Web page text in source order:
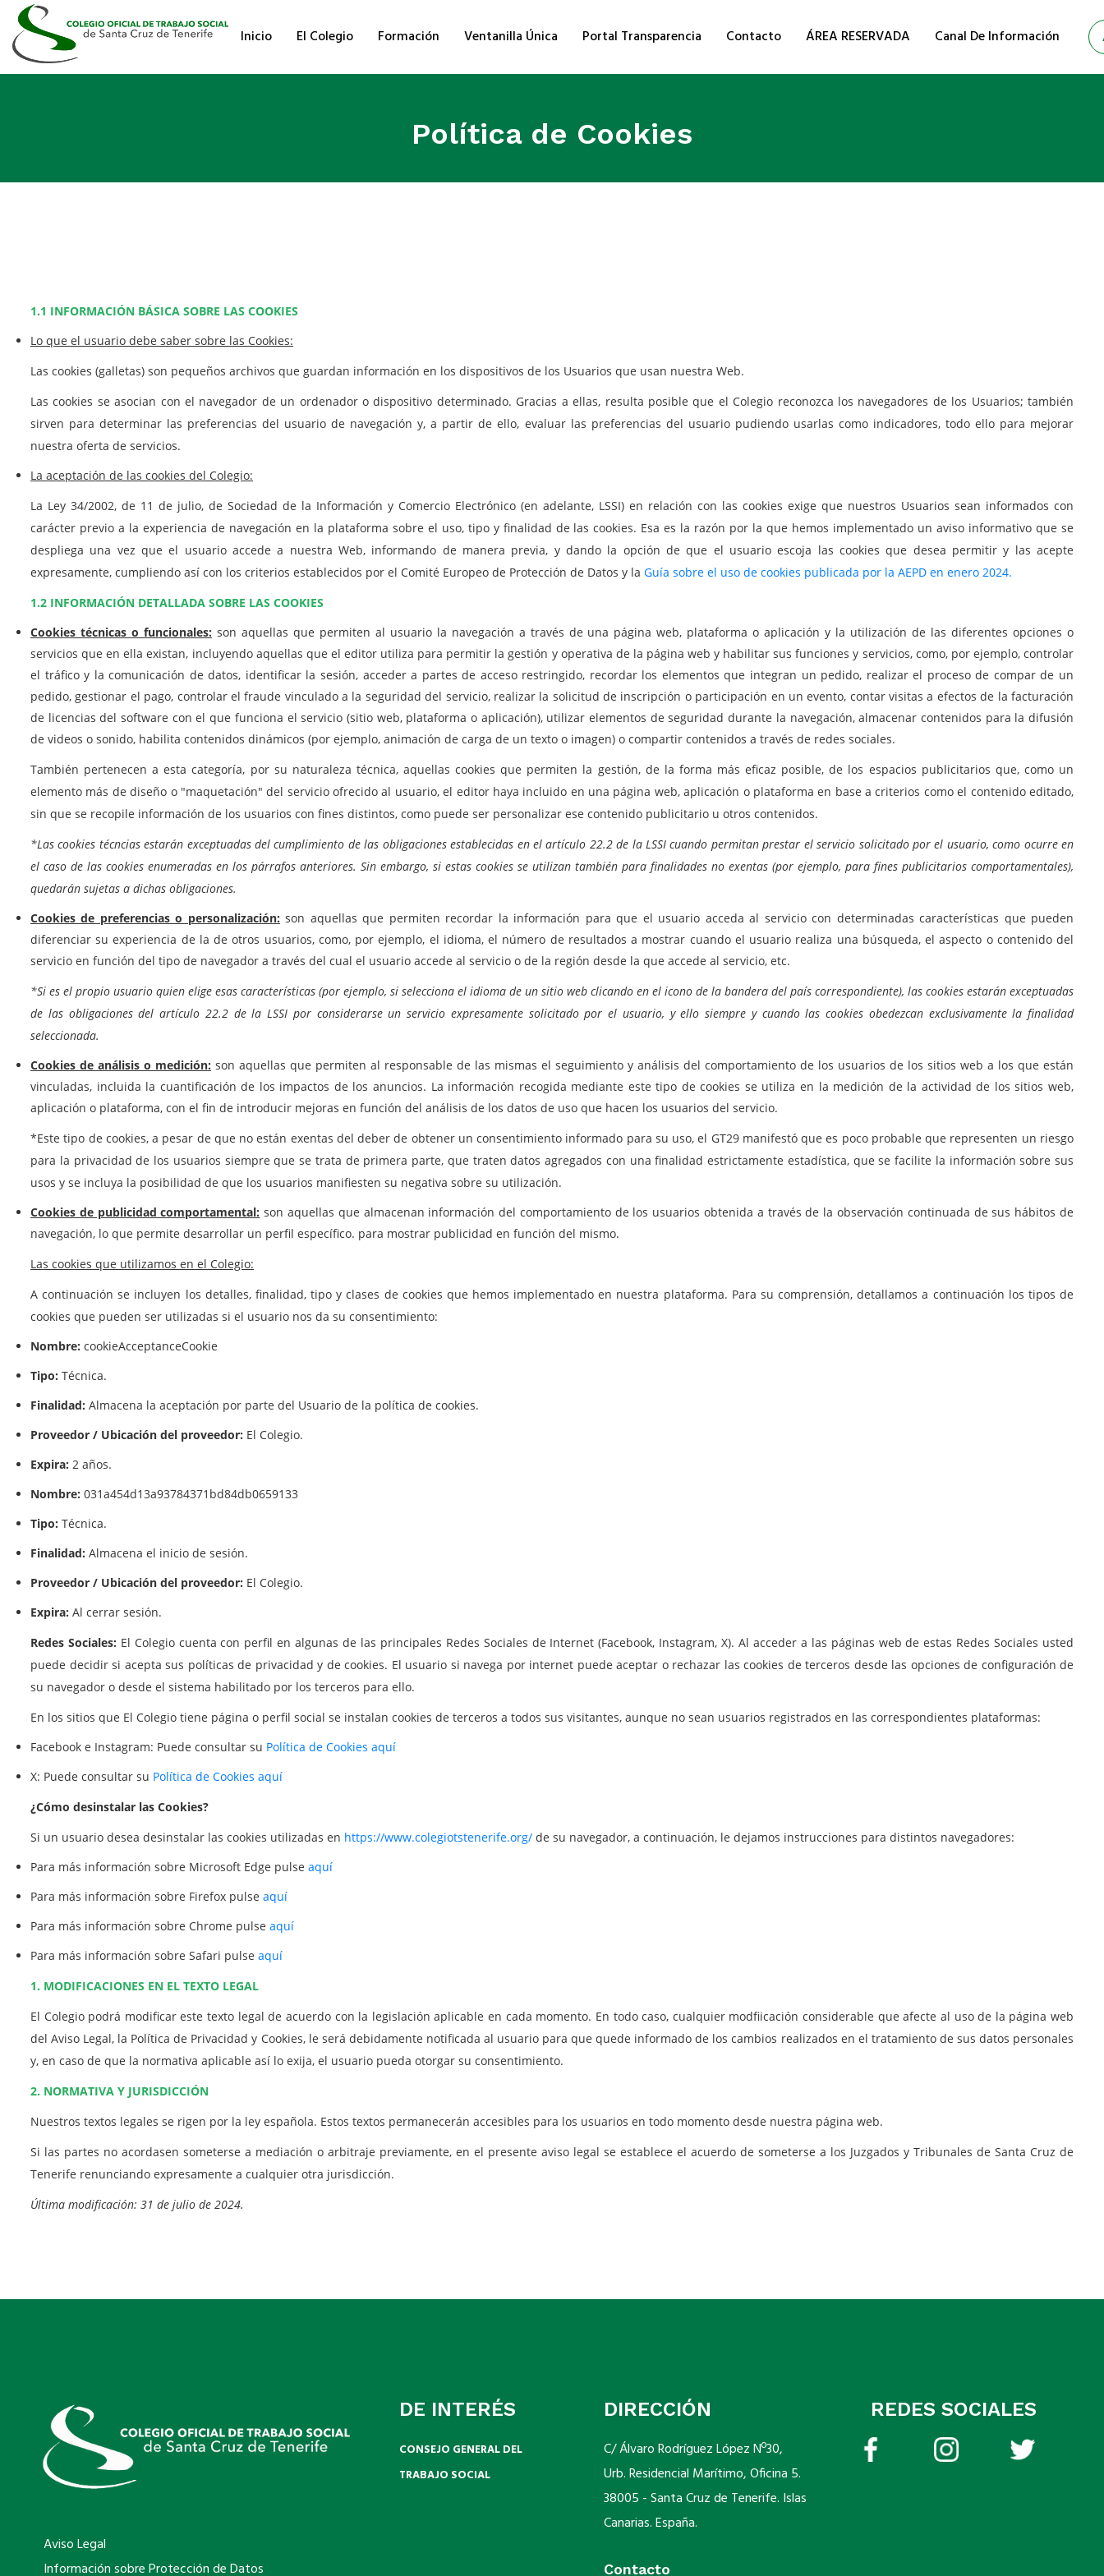
Inicio El Colegio Formación Ventanilla Única Portal Transparencia Contacto ÁREA RESERVADA Canal De Información
Política de Cookies
1.1 INFORMACIÓN BÁSICA SOBRE LAS COOKIES
Lo que el usuario debe saber sobre las Cookies:
Las cookies (galletas) son pequeños archivos que guardan información en los dispositivos de los Usuarios que usan nuestra Web.
Las cookies se asocian con el navegador de un ordenador o dispositivo determinado. Gracias a ellas, resulta posible que el Colegio reconozca los navegadores de los Usuarios; también
sirven para determinar las preferencias del usuario de navegación y, a partir de ello, evaluar las preferencias del usuario pudiendo usarlas como indicadores, todo ello para mejorar
nuestra oferta de servicios.
La aceptación de las cookies del Colegio:
La Ley 34/2002, de 11 de julio, de Sociedad de la Información y Comercio Electrónico (en adelante, LSSI) en relación con las cookies exige que nuestros Usuarios sean informados con
carácter previo a la experiencia de navegación en la plataforma sobre el uso, tipo y finalidad de las cookies. Esa es la razón por la que hemos implementado un aviso informativo que se
despliega una vez que el usuario accede a nuestra Web, informando de manera previa, y dando la opción de que el usuario escoja las cookies que desea permitir y las acepte
expresamente, cumpliendo así con los criterios establecidos por el Comité Europeo de Protección de Datos y la Guía sobre el uso de cookies publicada por la AEPD en enero 2024.
1.2 INFORMACIÓN DETALLADA SOBRE LAS COOKIES
Cookies técnicas o funcionales: son aquellas que permiten al usuario la navegación a través de una página web, plataforma o aplicación y la utilización de las diferentes opciones o
servicios que en ella existan, incluyendo aquellas que el editor utiliza para permitir la gestión y operativa de la página web y habilitar sus funciones y servicios, como, por ejemplo, controlar
el tráfico y la comunicación de datos, identificar la sesión, acceder a partes de acceso restringido, recordar los elementos que integran un pedido, realizar el proceso de compar de un
pedido, gestionar el pago, controlar el fraude vinculado a la seguridad del servicio, realizar la solicitud de inscripción o participación en un evento, contar visitas a efectos de la facturación
de licencias del software con el que funciona el servicio (sitio web, plataforma o aplicación), utilizar elementos de seguridad durante la navegación, almacenar contenidos para la difusión
de videos o sonido, habilita contenidos dinámicos (por ejemplo, animación de carga de un texto o imagen) o compartir contenidos a través de redes sociales.
También pertenecen a esta categoría, por su naturaleza técnica, aquellas cookies que permiten la gestión, de la forma más eficaz posible, de los espacios publicitarios que, como un
elemento más de diseño o "maquetación" del servicio ofrecido al usuario, el editor haya incluido en una página web, aplicación o plataforma en base a criterios como el contenido editado,
sin que se recopile información de los usuarios con fines distintos, como puede ser personalizar ese contenido publicitario u otros contenidos.
*Las cookies técncias estarán exceptuadas del cumplimiento de las obligaciones establecidas en el artículo 22.2 de la LSSI cuando permitan prestar el servicio solicitado por el usuario, como ocurre en
el caso de las cookies enumeradas en los párrafos anteriores. Sin embargo, si estas cookies se utilizan también para finalidades no exentas (por ejemplo, para fines publicitarios comportamentales),
quedarán sujetas a dichas obligaciones.
Cookies de preferencias o personalización: son aquellas que permiten recordar la información para que el usuario acceda al servicio con determinadas características que pueden
diferenciar su experiencia de la de otros usuarios, como, por ejemplo, el idioma, el número de resultados a mostrar cuando el usuario realiza una búsqueda, el aspecto o contenido del
servicio en función del tipo de navegador a través del cual el usuario accede al servicio o de la región desde la que accede al servicio, etc.
*Si es el propio usuario quien elige esas características (por ejemplo, si selecciona el idioma de un sitio web clicando en el icono de la bandera del país correspondiente), las cookies estarán exceptuadas
de las obligaciones del artículo 22.2 de la LSSI por considerarse un servicio expresamente solicitado por el usuario, y ello siempre y cuando las cookies obedezcan exclusivamente la finalidad
seleccionada.
Cookies de análisis o medición: son aquellas que permiten al responsable de las mismas el seguimiento y análisis del comportamiento de los usuarios de los sitios web a los que están
vinculadas, incluida la cuantificación de los impactos de los anuncios. La información recogida mediante este tipo de cookies se utiliza en la medición de la actividad de los sitios web,
aplicación o plataforma, con el fin de introducir mejoras en función del análisis de los datos de uso que hacen los usuarios del servicio.
*Este tipo de cookies, a pesar de que no están exentas del deber de obtener un consentimiento informado para su uso, el GT29 manifestó que es poco probable que representen un riesgo
para la privacidad de los usuarios siempre que se trata de primera parte, que traten datos agregados con una finalidad estrictamente estadística, que se facilite la información sobre sus
usos y se incluya la posibilidad de que los usuarios manifiesten su negativa sobre su utilización.
Cookies de publicidad comportamental: son aquellas que almacenan información del comportamiento de los usuarios obtenida a través de la observación continuada de sus hábitos de
navegación, lo que permite desarrollar un perfil específico. para mostrar publicidad en función del mismo.
Las cookies que utilizamos en el Colegio:
A continuación se incluyen los detalles, finalidad, tipo y clases de cookies que hemos implementado en nuestra plataforma. Para su comprensión, detallamos a continuación los tipos de
cookies que pueden ser utilizadas si el usuario nos da su consentimiento:
Nombre: cookieAcceptanceCookie
Tipo: Técnica.
Finalidad: Almacena la aceptación por parte del Usuario de la política de cookies.
Proveedor / Ubicación del proveedor: El Colegio.
Expira: 2 años.
Nombre: 031a454d13a93784371bd84db0659133
Tipo: Técnica.
Finalidad: Almacena el inicio de sesión.
Proveedor / Ubicación del proveedor: El Colegio.
Expira: Al cerrar sesión.
Redes Sociales: El Colegio cuenta con perfil en algunas de las principales Redes Sociales de Internet (Facebook, Instagram, X). Al acceder a las páginas web de estas Redes Sociales usted
puede decidir si acepta sus políticas de privacidad y de cookies. El usuario si navega por internet puede aceptar o rechazar las cookies de terceros desde las opciones de configuración de
su navegador o desde el sistema habilitado por los terceros para ello.
En los sitios que El Colegio tiene página o perfil social se instalan cookies de terceros a todos sus visitantes, aunque no sean usuarios registrados en las correspondientes plataformas:
Facebook e Instagram: Puede consultar su Política de Cookies aquí
X: Puede consultar su Política de Cookies aquí
¿Cómo desinstalar las Cookies?
Si un usuario desea desinstalar las cookies utilizadas en https://www.colegiotstenerife.org/ de su navegador, a continuación, le dejamos instrucciones para distintos navegadores:
Para más información sobre Microsoft Edge pulse aquí
Para más información sobre Firefox pulse aquí
Para más información sobre Chrome pulse aquí
Para más información sobre Safari pulse aquí
1. MODIFICACIONES EN EL TEXTO LEGAL
El Colegio podrá modificar este texto legal de acuerdo con la legislación aplicable en cada momento. En todo caso, cualquier modfiicación considerable que afecte al uso de la página web
del Aviso Legal, la Política de Privacidad y Cookies, le será debidamente notificada al usuario para que quede informado de los cambios realizados en el tratamiento de sus datos personales
y, en caso de que la normativa aplicable así lo exija, el usuario pueda otorgar su consentimiento.
2. NORMATIVA Y JURISDICCIÓN
Nuestros textos legales se rigen por la ley española. Estos textos permanecerán accesibles para los usuarios en todo momento desde nuestra página web.
Si las partes no acordasen someterse a mediación o arbitraje previamente, en el presente aviso legal se establece el acuerdo de someterse a los Juzgados y Tribunales de Santa Cruz de
Tenerife renunciando expresamente a cualquier otra jurisdicción.
Última modificación: 31 de julio de 2024.
Aviso Legal
Información sobre Protección de Datos
DE INTERÉS
CONSEJO GENERAL DEL
TRABAJO SOCIAL
DIRECCIÓN
C/ Álvaro Rodríguez López Nº30,
Urb. Residencial Marítimo, Oficina 5.
38005 - Santa Cruz de Tenerife. Islas
Canarias. España.
Contacto
REDES SOCIALES